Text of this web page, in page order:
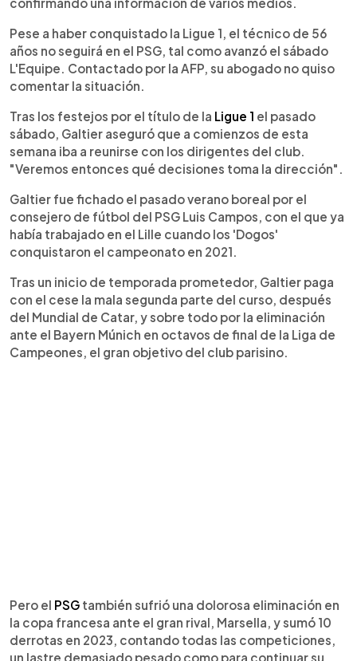
Pese a haber conquistado la Ligue 1, el técnico de 56
años no seguirá en el PSG, tal como avanzó el sábado
L'Equipe. Contactado por la AFP, su abogado no quiso
comentar la situación.
Tras los festejos por el título de la Ligue 1 el pasado
sábado, Galtier aseguró que a comienzos de esta
semana iba a reunirse con los dirigentes del club.
"Veremos entonces qué decisiones toma la dirección".
Galtier fue fichado el pasado verano boreal por el
consejero de fútbol del PSG Luis Campos, con el que ya
había trabajado en el Lille cuando los 'Dogos'
conquistaron el campeonato en 2021.
Tras un inicio de temporada prometedor, Galtier paga
con el cese la mala segunda parte del curso, después
del Mundial de Catar, y sobre todo por la eliminación
ante el Bayern Múnich en octavos de final de la Liga de
Campeones, el gran objetivo del club parisino.
Pero el PSG también sufrió una dolorosa eliminación en
la copa francesa ante el gran rival, Marsella, y sumó 10
derrotas en 2023, contando todas las competiciones,
un lastre demasiado pesado como para continuar su